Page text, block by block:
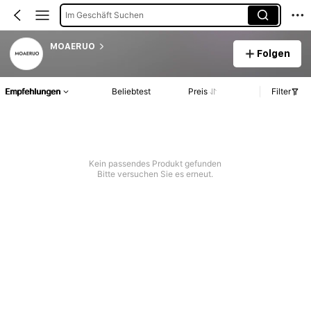
Im Geschäft Suchen
MOAERUO
Folgen
Empfehlungen Beliebtest Preis Filter
Kein passendes Produkt gefunden
Bitte versuchen Sie es erneut.